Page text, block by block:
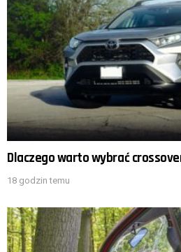
Dlaczego warto wybrać
18 godzin temu